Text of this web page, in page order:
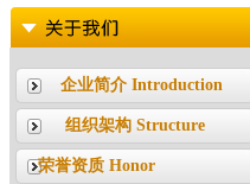
企业简介 Introduction
组织架构 Structure
荣誉资质 Honor